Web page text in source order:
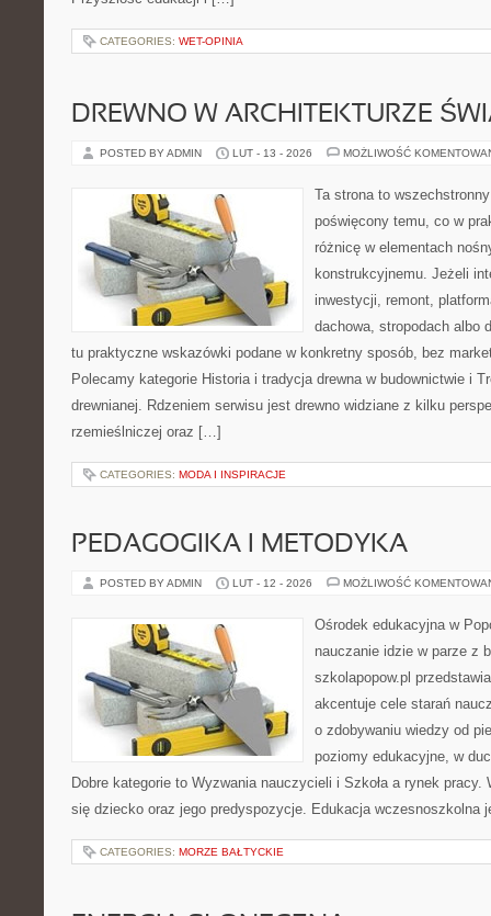
CATEGORIES: WET-OPINIA
DREWNO W ARCHITEKTURZE
POSTED BY ADMIN LUT - 13 - 2026 MOŻLIWOŚĆ
Ta strona to
poświęcony temu, co w
różnicę w elementach
konstrukcyjnemu. Jeżeli
inwestycji, remont,
dachowa, stropodach albo
tu praktyczne wskazówki podane w konkretny sposób, bez
Polecamy kategorie Historia i tradycja drewna w budownictwie i
drewnianej. Rdzeniem serwisu jest drewno widziane z kilku
rzemieślniczej oraz […]
CATEGORIES: MODA I INSPIRACJE
PEDAGOGIKA I METODYKA
POSTED BY ADMIN LUT - 12 - 2026 MOŻLIWOŚĆ
Ośrodek edukacyjna w
nauczanie idzie w parze z
szkolapopow.pl
akcentuje cele starań
o zdobywaniu wiedzy od
poziomy edukacyjne, w
Dobre kategorie to Wyzwania nauczycieli i Szkoła a rynek
się dziecko oraz jego predyspozycje. Edukacja
CATEGORIES: MORZE BAŁTYCKIE